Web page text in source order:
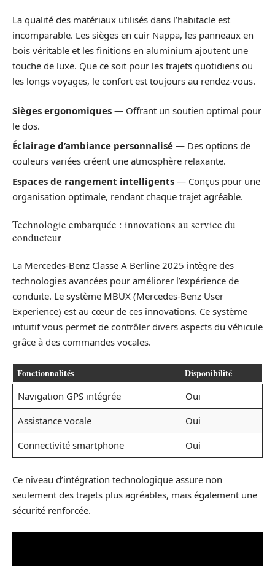
La qualité des matériaux utilisés dans l’habitacle est
incomparable. Les sièges en cuir Nappa, les panneaux en
bois véritable et les finitions en aluminium ajoutent une
touche de luxe. Que ce soit pour les trajets quotidiens ou
les longs voyages, le confort est toujours au rendez-vous.
Sièges ergonomiques — Offrant un soutien optimal pour
le dos.
Éclairage d’ambiance personnalisé — Des options de
couleurs variées créent une atmosphère relaxante.
Espaces de rangement intelligents — Conçus pour une
organisation optimale, rendant chaque trajet agréable.
Technologie embarquée : innovations au service du
conducteur
La Mercedes-Benz Classe A Berline 2025 intègre des
technologies avancées pour améliorer l’expérience de
conduite. Le système MBUX (Mercedes-Benz User
Experience) est au cœur de ces innovations. Ce système
intuitif vous permet de contrôler divers aspects du véhicule
grâce à des commandes vocales.
Fonctionnalités Disponibilité
Navigation GPS intégrée
Oui
Assistance vocale
Oui
Connectivité smartphone
Oui
Ce niveau d’intégration technologique assure non
seulement des trajets plus agréables, mais également une
sécurité renforcée.